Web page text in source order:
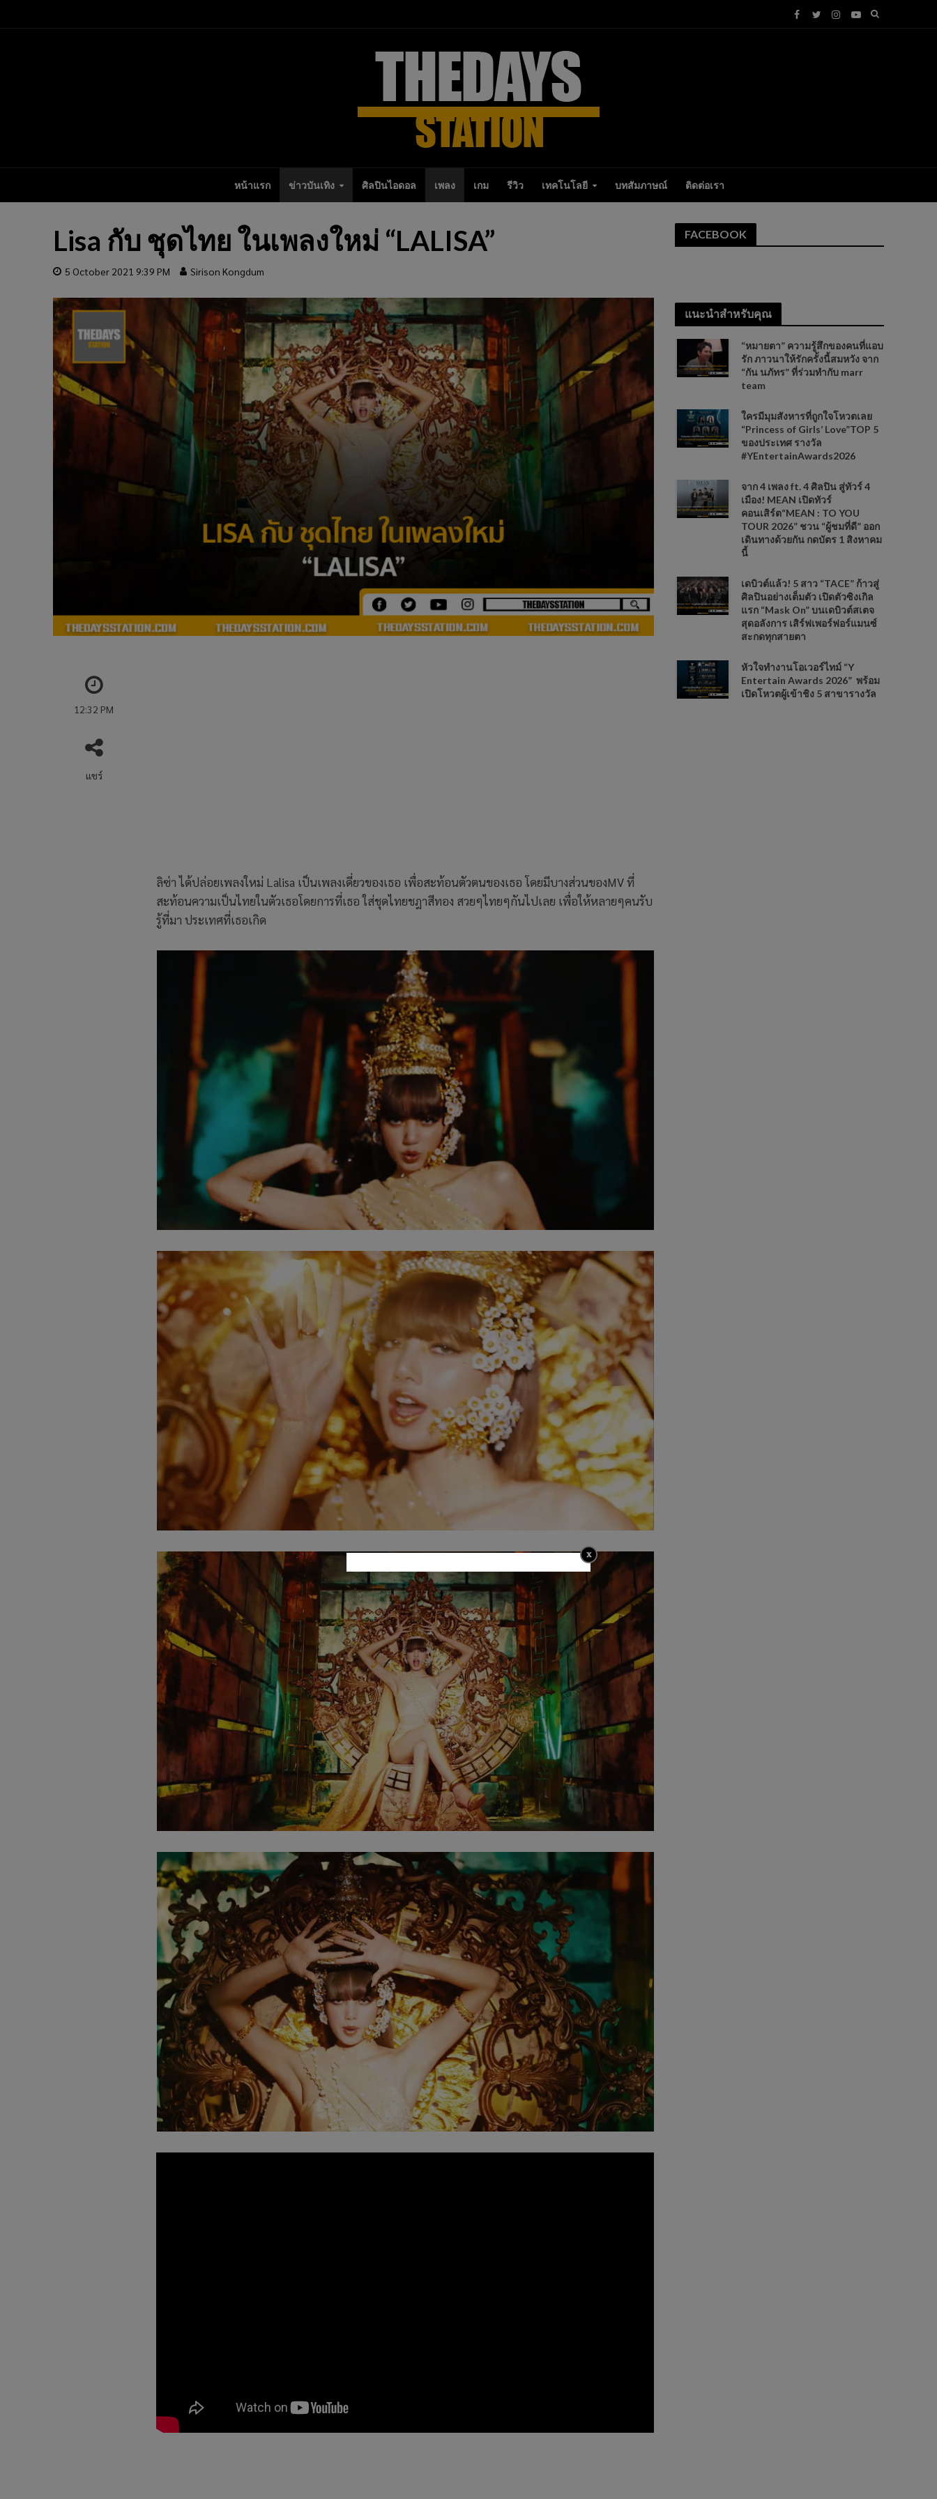
หน้าแรก ข่าวบันเทิง ศิลปินไอดอล เพลง เกม รีวิว เทคโนโลยี บทสัมภาษณ์ ติดต่อเรา
Lisa กับ ชุดไทย ในเพลงใหม่ “LALISA”
5 October 2021 9:39 PM Sirison Kongdum
12:32 PM
แชร์
ลิซ่า ได้ปล่อยเพลงใหม่ Lalisa เป็นเพลงเดี่ยวของเธอ เพื่อสะท้อนตัวตนของเธอ โดยมีบางส่วนของMV ที่
สะท้อนความเป็นไทยในตัวเธอโดยการที่เธอ ใส่ชุดไทยชฎาสีทอง สวยๆไทยๆกันไปเลย เพื่อให้หลายๆคนรับ
รู้ที่มา ประเทศที่เธอเกิด
FACEBOOK
แนะนำสำหรับคุณ
“หมายตา” ความรู้สึกของคนที่แอบ
รัก ภาวนาให้รักครั้งนี้สมหวัง จาก
“กัน นภัทร” ที่ร่วมทำกับ marr
team
ใครมีมุมสังหารที่ถูกใจโหวตเลย
“Princess of Girls’ Love”TOP 5
ของประเทศ รางวัล
#YEntertainAwards2026
จาก 4 เพลง ft. 4 ศิลปิน สู่ทัวร์ 4
เมือง! MEAN เปิดทัวร์
คอนเสิร์ต“MEAN : TO YOU
TOUR 2026” ชวน “ผู้ชมที่ดี” ออก
เดินทางด้วยกัน กดบัตร 1 สิงหาคม
นี้
เดบิวต์แล้ว! 5 สาว “TACE” ก้าวสู่
ศิลปินอย่างเต็มตัว เปิดตัวซิงเกิล
แรก “Mask On” บนเดบิวต์สเตจ
สุดอลังการ เสิร์ฟเพอร์ฟอร์แมนซ์
สะกดทุกสายตา
หัวใจทำงานโอเวอร์ไทม์ “Y
Entertain Awards 2026” พร้อม
เปิดโหวตผู้เข้าชิง 5 สาขารางวัล